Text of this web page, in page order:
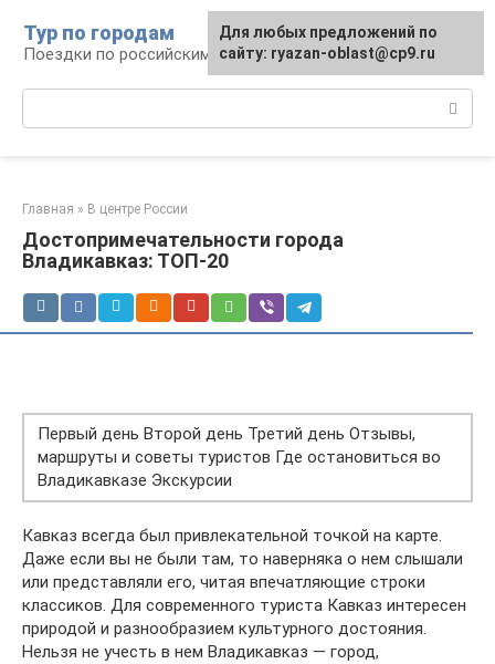
контенту
Тур по городам
Поездки по российским городам
Главная » В центре России
Достопримечательности города
Владикавказ: ТОП-20
Первый день Второй день Третий день Отзывы,
маршруты и советы туристов Где остановиться во
Владикавказе Экскурсии
Кавказ всегда был привлекательной точкой на карте.
Даже если вы не были там, то наверняка о нем слышали
или представляли его, читая впечатляющие строки
классиков. Для современного туриста Кавказ интересен
природой и разнообразием культурного достояния.
Нельзя не учесть в нем Владикавказ — город,
Для любых предложений по
сайту: ryazan-oblast@cp9.ru